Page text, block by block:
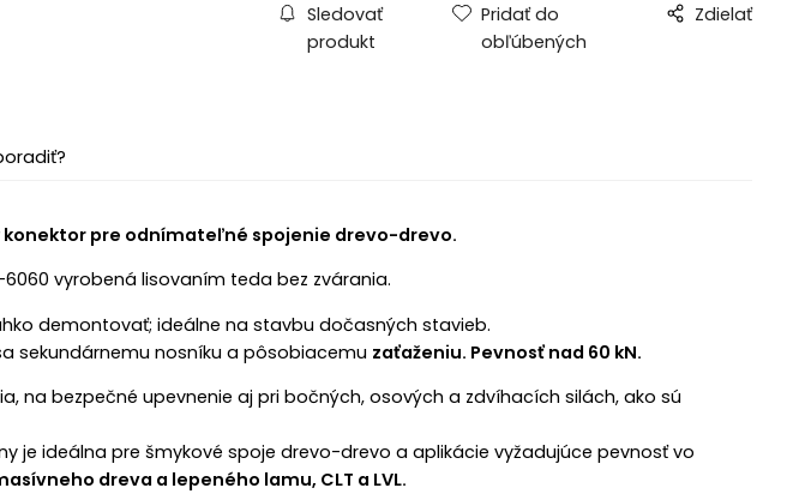
Sledovať
produkt
Pridať do
obľúbených
Zdielať
konektor pre odnímateľné spojenie drevo-drevo.
6060 vyrobená lisovaním teda bez zvárania.
demontovať; ideálne na stavbu dočasných stavieb.
sekundárnemu nosníku a pôsobiacemu zaťaženiu. Pevnosť nad 60 kN.
na bezpečné upevnenie aj pri bočných, osových a zdvíhacích silách, ako sú
je ideálna pre šmykové spoje drevo-drevo a aplikácie vyžadujúce pevnosť vo
dreva a lepeného lamu, CLT a LVL.